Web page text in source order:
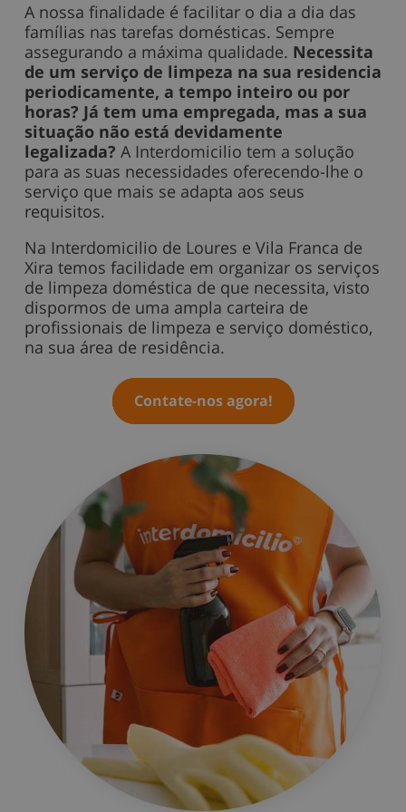
A nossa finalidade é facilitar o dia a dia das
famílias nas tarefas domésticas. Sempre
assegurando a máxima qualidade. Necessita
de um serviço de limpeza na sua residencia
periodicamente, a tempo inteiro ou por
horas? Já tem uma empregada, mas a sua
situação não está devidamente
legalizada? A Interdomicilio tem a solução
para as suas necessidades oferecendo-lhe o
serviço que mais se adapta aos seus
requisitos.
Na Interdomicilio de Loures e Vila Franca de
Xira temos facilidade em organizar os serviços
de limpeza doméstica de que necessita, visto
dispormos de uma ampla carteira de
profissionais de limpeza e serviço doméstico,
na sua área de residência.
Contate-nos agora!